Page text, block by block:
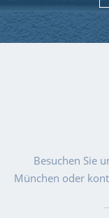
Besuchen Sie
München oder